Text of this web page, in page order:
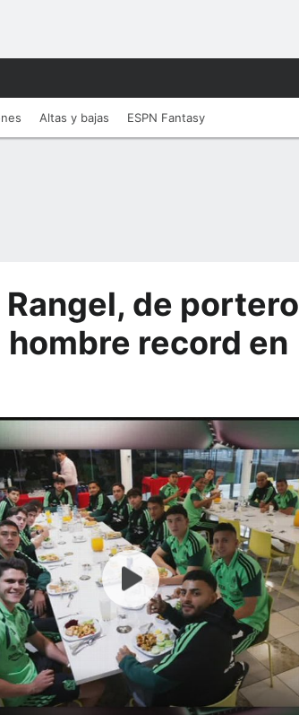
Altas y bajas ESPN Fantasy
Rangel, de portero
record en